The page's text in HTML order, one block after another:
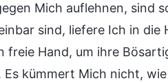
Mich auflehnen, sind
sind, liefere Ich in die
freie Hand, um ihre
kümmert Mich nicht,